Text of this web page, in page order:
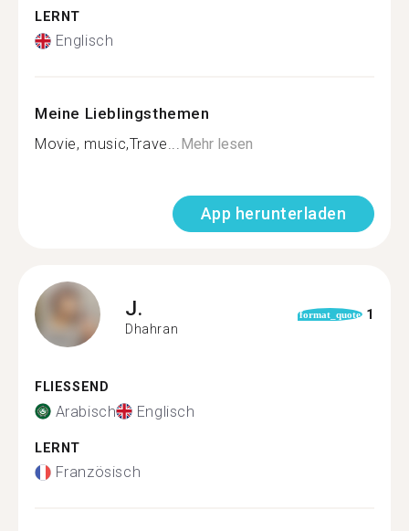
LERNT
Englisch
Meine Lieblingsthemen
Movie, music,Trave...Mehr lesen
App herunterladen
J.
Dhahran
format_quote 1
FLIESSEND
Arabisch Englisch
LERNT
Französisch